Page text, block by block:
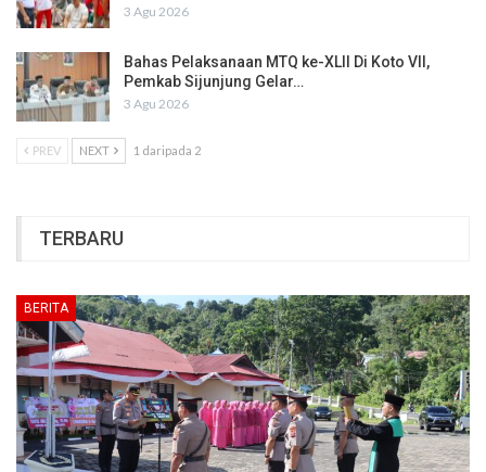
3 Agu 2026
Bahas Pelaksanaan MTQ ke-XLII Di Koto VII,
Pemkab Sijunjung Gelar…
3 Agu 2026
PREV NEXT 1 daripada 2
TERBARU
BERITA